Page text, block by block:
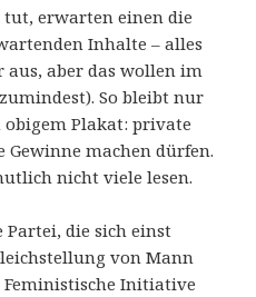
tut, erwarten einen die
Inhalte – alles
aus, aber das wollen im
So bleibt nur
Plakat: private
Gewinne machen dürfen.
nicht viele lesen.
Partei, die sich einst
von Mann
Initiative